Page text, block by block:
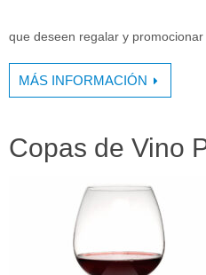
que deseen regalar y promocionar
MÁS INFORMACIÓN
Copas de Vino